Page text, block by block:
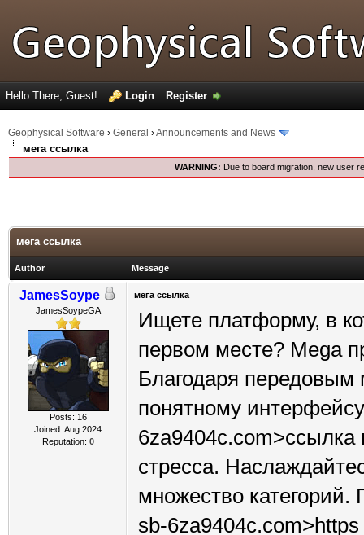
Hello There, Guest! Login Register
Geophysical Software › General ›Announcements and News
мега ссылка
WARNING: Due to board migration, new user
мега ссылка
Author Message
JamesSoype
JamesSoypeGA
Posts: 16
Joined: Aug 2024
Reputation: 0
мега ссылка
Ищете платформу, в
первом месте? Mega
Благодаря передовым
понятному
6za9404c.com>ссылка
стресса.
множество
sb-